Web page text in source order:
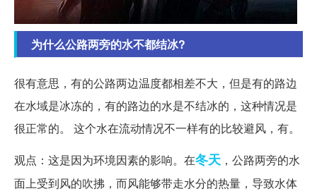
为什么公路两旁的水不都结冰?
很有意思，有的公路两边温度都相差不大，但是有的路边
在水域是冰冻的，有的路边的水是不结冰的，这种情况是
很正常的。 这个水在流动情况不一样有的比较避风，有。
观点：这是因为环境因素的影响。在冬天 ，公路两旁的水
面上受到风的吹拂，而风能够带走水分的热量，导致水体